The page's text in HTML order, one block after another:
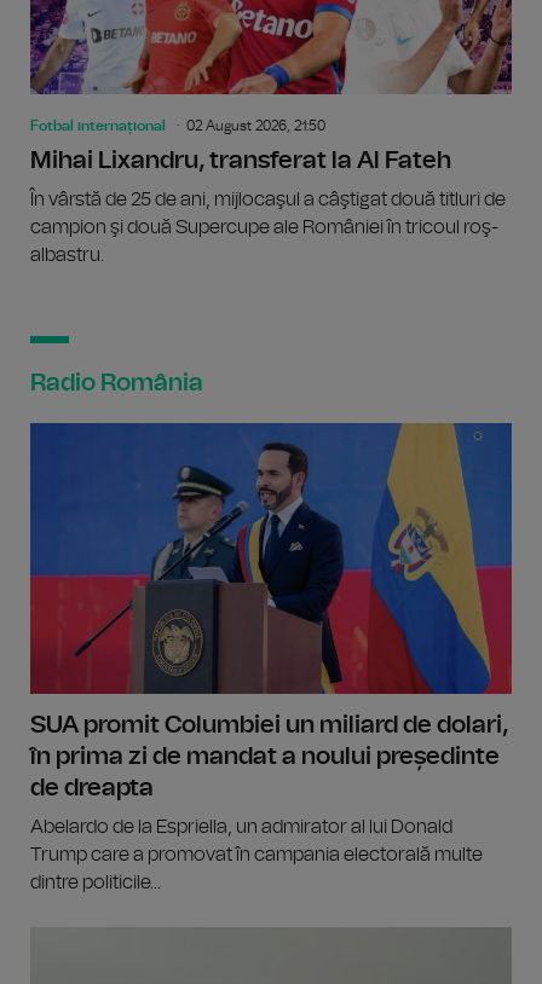
Fotbal internațional 02 August 2026, 21:50
Mihai Lixandru, transferat la Al Fateh
În vârstă de 25 de ani, mijlocaşul a câştigat două titluri de
campion şi două Supercupe ale României în tricoul roş-
albastru.
Radio România
SUA promit Columbiei un miliard de dolari,
în prima zi de mandat a noului președinte
de dreapta
Abelardo de la Espriella, un admirator al lui Donald
Trump care a promovat în campania electorală multe
dintre politicile...